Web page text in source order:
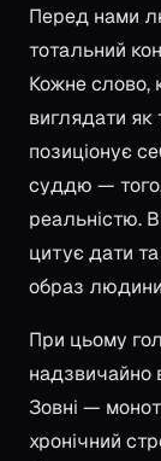
Перед нами
тотальний
Кожне слово,
виглядати як
позиціонує
суддю —
реальністю.
цитує дати
образ
При цьому
надзвичайно
Зовні —
хронічний